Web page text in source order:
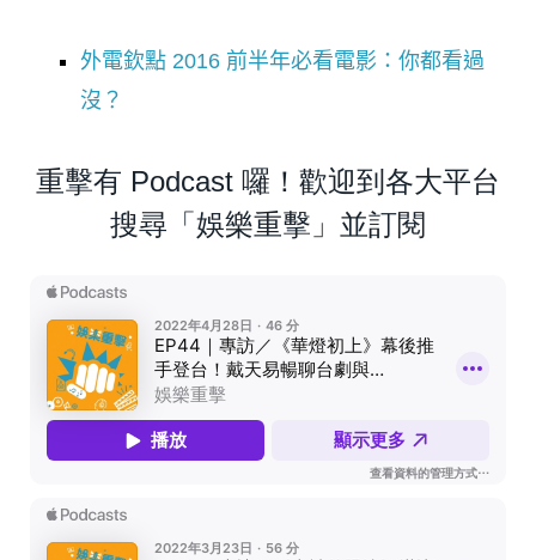
外電欽點 2016 前半年必看電影：你都看過
沒？
重擊有 Podcast 囉！歡迎到各大平台
搜尋「娛樂重擊」並訂閱